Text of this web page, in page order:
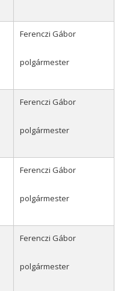
Ferenczi Gábor
polgármester
Ferenczi Gábor
polgármester
Ferenczi Gábor
polgármester
Ferenczi Gábor
polgármester